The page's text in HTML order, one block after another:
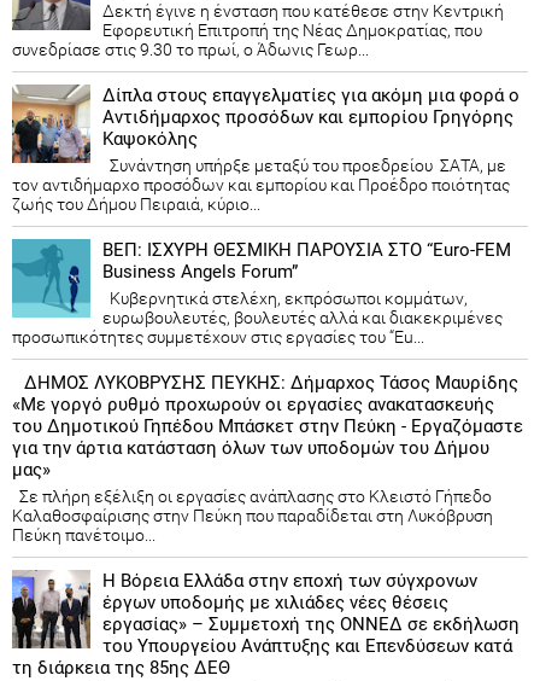
Δεκτή έγινε η ένσταση που κατέθεσε στην Κεντρική
Εφορευτική Επιτροπή της Νέας Δημοκρατίας, που
συνεδρίασε στις 9.30 το πρωί, ο Άδωνις Γεωρ...
Δίπλα στους επαγγελματίες για ακόμη μια φορά ο
Αντιδήμαρχος προσόδων και εμπορίου Γρηγόρης
Καψοκόλης
Συνάντηση υπήρξε μεταξύ του προεδρείου ΣΑΤΑ, με
τον αντιδήμαρχο προσόδων και εμπορίου και Προέδρο ποιότητας
ζωής του Δήμου Πειραιά, κύριο...
ΒΕΠ: ΙΣΧΥΡΗ ΘΕΣΜΙΚΗ ΠΑΡΟΥΣΙΑ ΣΤΟ “Euro-FEM
Business Angels Forum”
Κυβερνητικά στελέχη, εκπρόσωποι κομμάτων,
ευρωβουλευτές, βουλευτές αλλά και διακεκριμένες
προσωπικότητες συμμετέχουν στις εργασίες του “Eu...
ΔΗΜΟΣ ΛΥΚΟΒΡΥΣΗΣ ΠΕΥΚΗΣ: Δήμαρχος Τάσος Μαυρίδης
«Με γοργό ρυθμό προχωρούν οι εργασίες ανακατασκευής
του Δημοτικού Γηπέδου Μπάσκετ στην Πεύκη - Εργαζόμαστε
για την άρτια κατάσταση όλων των υποδομών του Δήμου
μας»
Σε πλήρη εξέλιξη οι εργασίες ανάπλασης στο Κλειστό Γήπεδο
Καλαθοσφαίρισης στην Πεύκη που παραδίδεται στη Λυκόβρυση
Πεύκη πανέτοιμο...
Η Βόρεια Ελλάδα στην εποχή των σύγχρονων
έργων υποδομής με χιλιάδες νέες θέσεις
εργασίας» – Συμμετοχή της ΟΝΝΕΔ σε εκδήλωση
του Υπουργείου Ανάπτυξης και Επενδύσεων κατά
τη διάρκεια της 85ης ΔΕΘ